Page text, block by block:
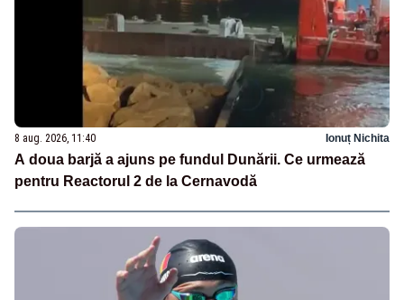
8 aug. 2026, 11:40 Ionuț Nichita
A doua barjă a ajuns pe fundul Dunării. Ce urmează
pentru Reactorul 2 de la Cernavodă